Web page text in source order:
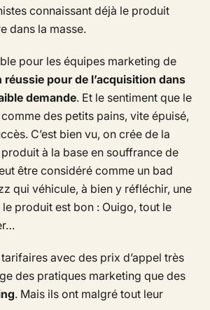
connaissant déjà le produit
dans la masse.
pour les équipes marketing de
réussie pour de l’acquisition dans
demande. Et le sentiment que le
des petits pains, vite épuisé,
C’est bien vu, on crée de la
à la base en souffrance de
être considéré comme un bad
qui véhicule, à bien y réfléchir, une
produit est bon : Ouigo, tout le
avec des prix d’appel très
des pratiques marketing que des
. Mais ils ont malgré tout leur